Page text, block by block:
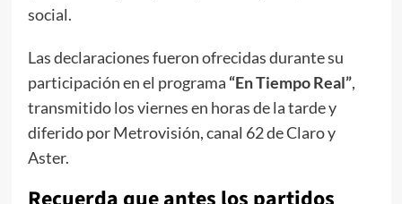
social.
Las declaraciones fueron ofrecidas durante su
participación en el programa “En Tiempo Real”,
transmitido los viernes en horas de la tarde y
diferido por Metrovisión, canal 62 de Claro y
Aster.